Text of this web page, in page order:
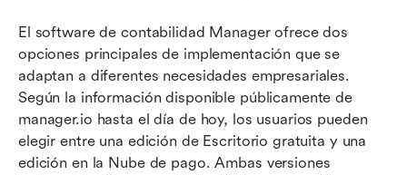
El software de contabilidad Manager ofrece dos
opciones principales de implementación que se
adaptan a diferentes necesidades empresariales.
Según la información disponible públicamente de
manager.io hasta el día de hoy, los usuarios pueden
elegir entre una edición de Escritorio gratuita y una
edición en la Nube de pago. Ambas versiones